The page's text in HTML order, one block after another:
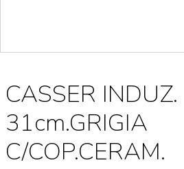
CASSER INDUZ.
31cm.GRIGIA
C/COP.CERAM.